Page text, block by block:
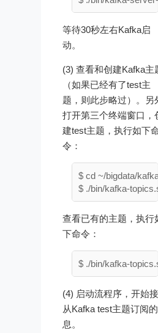
等待30秒左右Kafka启
动。
(3) 查看和创建Kafka主
（如果已经有了test主
题，则此步略过）。另
打开第三个终端窗口，
建test主题，执行如下
令：
$ cd ~/bigdata/
查看已有的主题，执行
下命令：
(4) 启动流程序，开始
从Kafka test主题订阅
息。